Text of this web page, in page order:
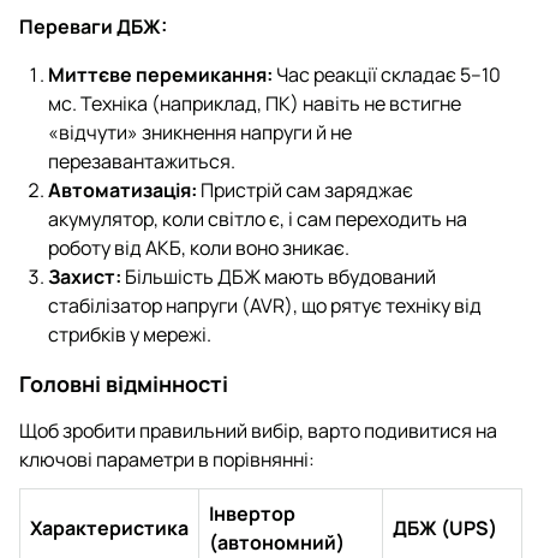
Переваги ДБЖ:
Миттєве перемикання: Час реакції складає 5–10
мс. Техніка (наприклад, ПК) навіть не встигне
«відчути» зникнення напруги й не
перезавантажиться.
Автоматизація: Пристрій сам заряджає
акумулятор, коли світло є, і сам переходить на
роботу від АКБ, коли воно зникає.
Захист: Більшість ДБЖ мають вбудований
стабілізатор напруги (AVR), що рятує техніку від
стрибків у мережі.
Головні відмінності
Щоб зробити правильний вибір, варто подивитися на
ключові параметри в порівнянні:
Характеристика
Інвертор
(автономний)
ДБЖ (UPS)